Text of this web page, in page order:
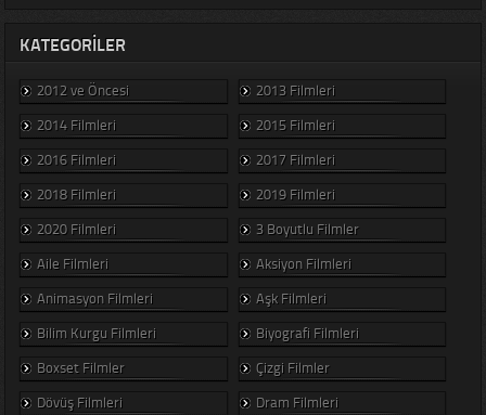
KATEGORILER
2012 ve Öncesi
2013 Filmleri
2014 Filmleri
2015 Filmleri
2016 Filmleri
2017 Filmleri
2018 Filmleri
2019 Filmleri
2020 Filmleri
3 Boyutlu Filmler
Aile Filmleri
Aksiyon Filmleri
Animasyon Filmleri
Aşk Filmleri
Bilim Kurgu Filmleri
Biyografi Filmleri
Boxset Filmler
Çizgi Filmler
Dövüş Filmleri
Dram Filmleri